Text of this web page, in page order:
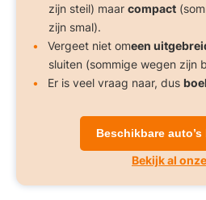
zijn steil) maar compact
zijn smal).
Vergeet niet omeen
sluiten (sommige wegen zijn
Er is veel vraag naar, dus
Beschikbare
Bekijk al